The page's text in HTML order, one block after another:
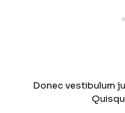
Donec vestibulum